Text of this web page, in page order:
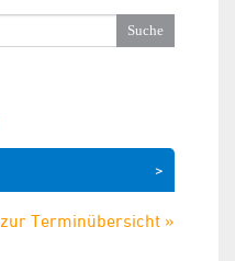
>
zur Terminübersicht »